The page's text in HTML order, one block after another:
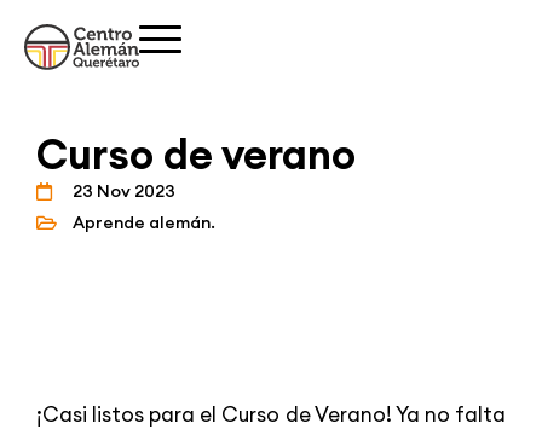
Curso de verano
23 Nov 2023
Aprende alemán.
¡Casi listos para el Curso de Verano! Ya no falta